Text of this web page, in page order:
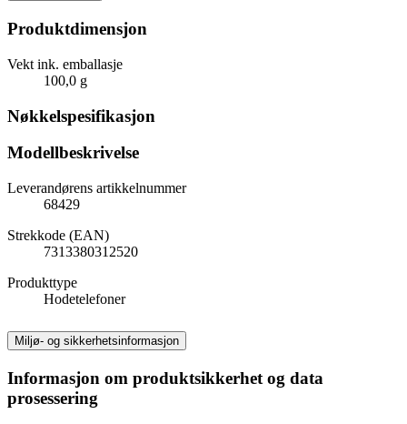
Produktdimensjon
Vekt ink. emballasje
100,0 g
Nøkkelspesifikasjon
Modellbeskrivelse
Leverandørens artikkelnummer
68429
Strekkode (EAN)
7313380312520
Produkttype
Hodetelefoner
Miljø- og sikkerhetsinformasjon
Informasjon om produktsikkerhet og data
prosessering